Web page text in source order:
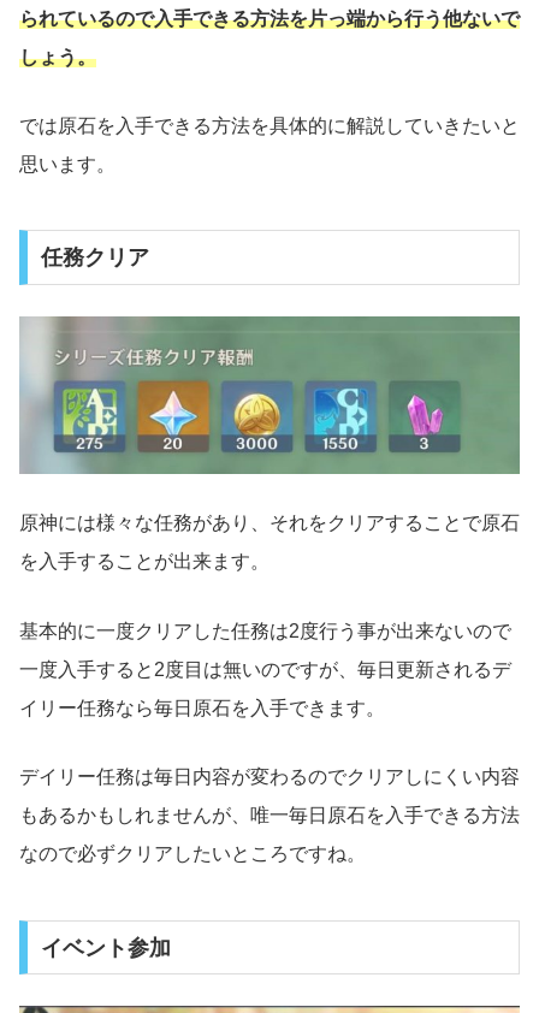
られているので入手できる方法を片っ端から行う他ないで
しょう。
では原石を入手できる方法を具体的に解説していきたいと
思います。
任務クリア
原神には様々な任務があり、それをクリアすることで原石
を入手することが出来ます。
基本的に一度クリアした任務は2度行う事が出来ないので
一度入手すると2度目は無いのですが、毎日更新されるデ
イリー任務なら毎日原石を入手できます。
デイリー任務は毎日内容が変わるのでクリアしにくい内容
もあるかもしれませんが、唯一毎日原石を入手できる方法
なので必ずクリアしたいところですね。
イベント参加